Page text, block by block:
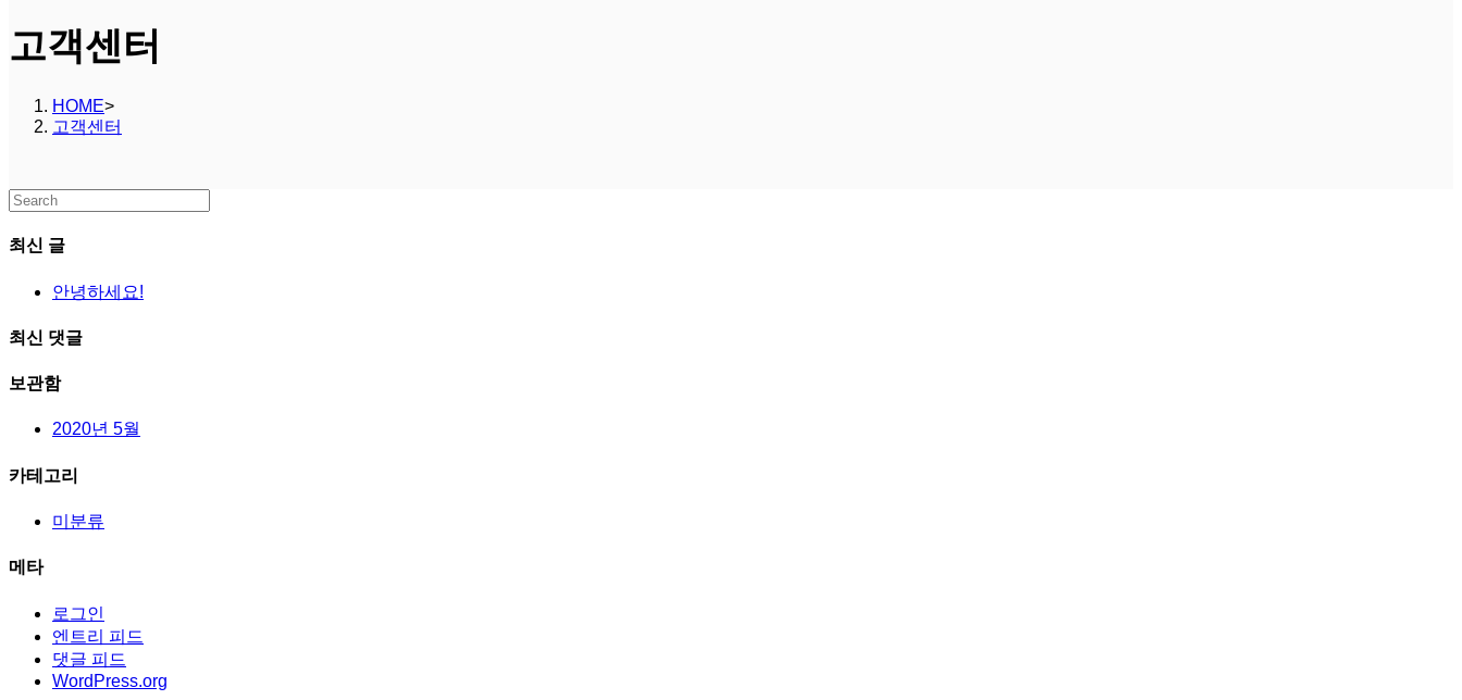
고객센터
HOME>
고객센터
Search
for:
최신 글
안녕하세요!
최신 댓글
보관함
2020년 5월
카테고리
미분류
메타
로그인
엔트리 피드
댓글 피드
WordPress.org